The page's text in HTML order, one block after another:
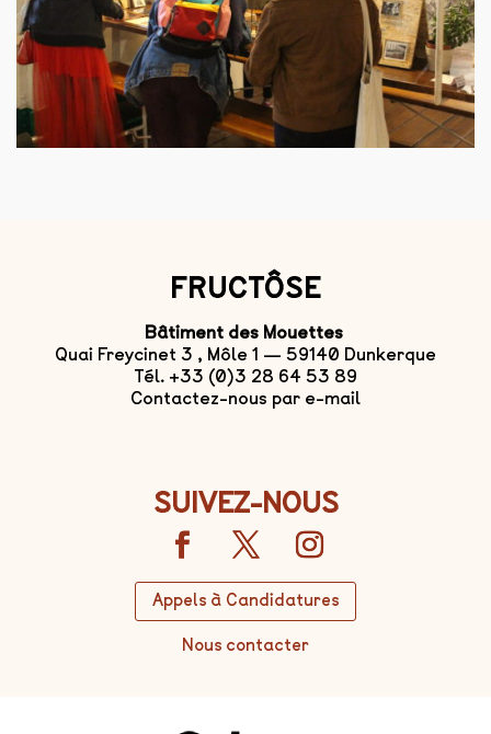
FRUCTÔSE
Bâtiment des Mouettes
Quai Freycinet 3 , Môle 1 — 59140 Dunkerque
Tél. +33 (0)3 28 64 53 89
Contactez-nous par e-mail
SUIVEZ-NOUS
Appels à Candidatures
Nous contacter